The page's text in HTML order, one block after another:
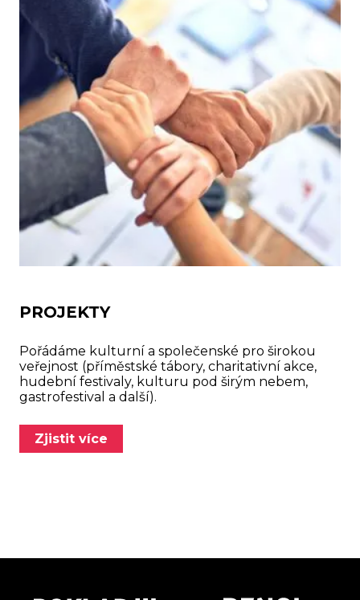
PROJEKTY
Pořádáme kulturní a společenské pro širokou
veřejnost (příměstské tábory, charitativní akce,
hudební festivaly, kulturu pod širým nebem,
gastrofestival a další).
Zjistit více